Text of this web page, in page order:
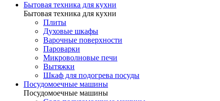
Бытовая техника для кухни
Бытовая техника для кухни
Плиты
Духовые шкафы
Варочные поверхности
Пароварки
Микроволновые печи
Вытяжки
Шкаф для подогрева посуды
Посудомоечные машины
Посудомоечные машины